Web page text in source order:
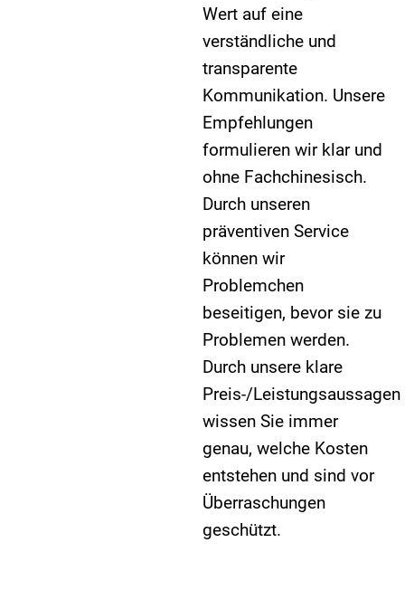
Wert auf eine
verständliche und
transparente
Kommunikation. Unsere
Empfehlungen
formulieren wir klar und
ohne Fachchinesisch.
Durch unseren
präventiven Service
können wir
Problemchen
beseitigen, bevor sie zu
Problemen werden.
Durch unsere klare
Preis-/Leistungsaussagen
wissen Sie immer
genau, welche Kosten
entstehen und sind vor
Überraschungen
geschützt.